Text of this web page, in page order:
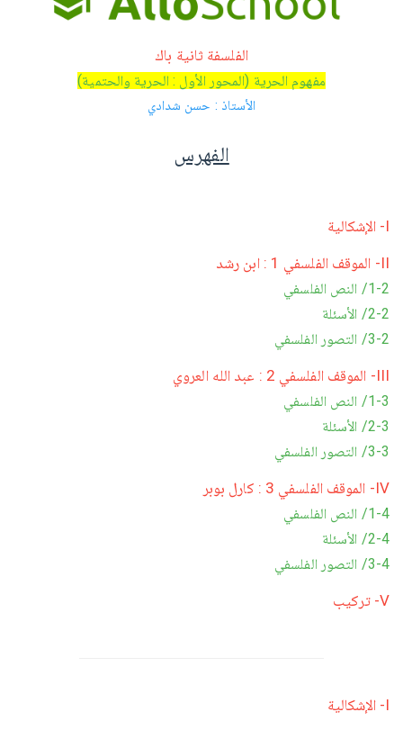
الفلسفة ثانية باك
مفهوم الحرية (المحور الأول : الحرية والحتمية)
الأستاذ : حسن شدادي
الفهرس
I- الإشكالية
II- الموقف الفلسفي 1 : ابن رشد
1-2/ النص الفلسفي
2-2/ الأسئلة
3-2/ التصور الفلسفي
III- الموقف الفلسفي 2 : عبد الله العروي
1-3/ النص الفلسفي
2-3/ الأسئلة
3-3/ التصور الفلسفي
IV- الموقف الفلسفي 3 : كارل بوبر
1-4/ النص الفلسفي
2-4/ الأسئلة
3-4/ التصور الفلسفي
V- تركيب
I- الإشكالية